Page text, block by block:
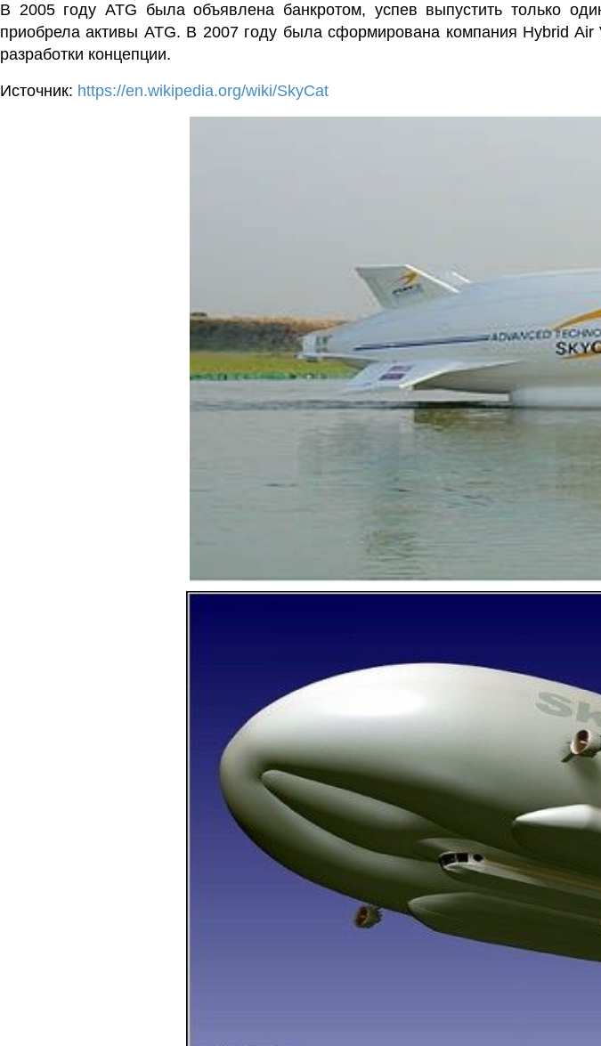
В 2005 году ATG была объявлена банкротом, успев выпустить только
приобрела активы ATG. В 2007 году была сформирована компания Hybrid
разработки концепции.
Источник: https://en.wikipedia.org/wiki/SkyCat